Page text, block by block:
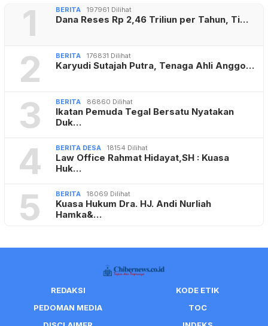
1 BERITA 197961 Dilihat
Dana Reses Rp 2,46 Triliun per Tahun, Ti…
2 BERITA 176831 Dilihat
Karyudi Sutajah Putra, Tenaga Ahli Anggo…
3 BERITA 86860 Dilihat
Ikatan Pemuda Tegal Bersatu Nyatakan
Duk…
4 BERITA DESA 18154 Dilihat
Law Office Rahmat Hidayat,SH : Kuasa
Huk…
5 BERITA 18069 Dilihat
Kuasa Hukum Dra. HJ. Andi Nurliah
Hamka&…
REDAKSI
KODE ETIK
PEDOMAN MEDIA
TOC